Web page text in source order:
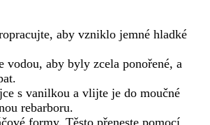
aby vzniklo jemné hladké
aby byly zcela ponořené, a
s vanilkou a vlijte je do moučné
rebarboru.
formy. Těsto přeneste pomocí